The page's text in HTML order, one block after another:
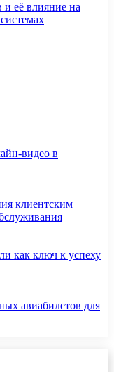
и её влияние на
видео в
клиентским
как ключ к успеху
авиабилетов для